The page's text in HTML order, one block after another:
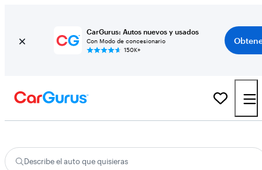
CarGurus: Autos nuevos y usados
Con Modo de concesionario
150K+
Describe el auto que quisieras